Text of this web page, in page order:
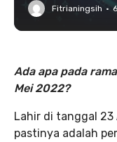
Fitrianingsih · 6
Ada apa pada
Mei 2022?
Lahir di tanggal 23
pastinya adalah